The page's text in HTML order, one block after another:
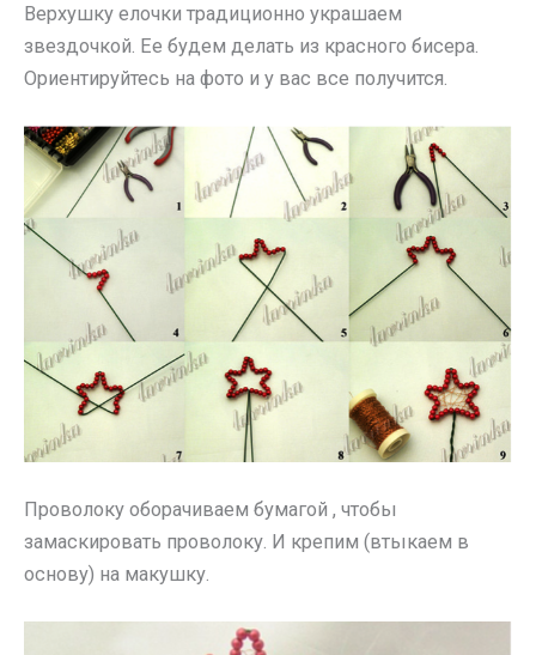
Верхушку елочки традиционно украшаем
звездочкой. Ее будем делать из красного бисера.
Ориентируйтесь на фото и у вас все получится.
Проволоку оборачиваем бумагой , чтобы
замаскировать проволоку. И крепим (втыкаем в
основу) на макушку.